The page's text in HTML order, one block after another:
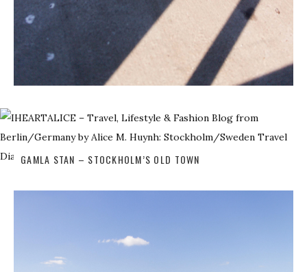
GAMLA STAN – STOCKHOLM’S OLD TOWN